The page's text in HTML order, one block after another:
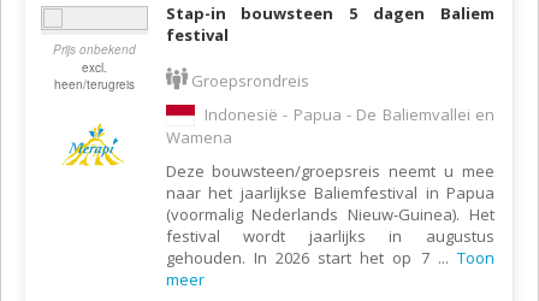
Prijs onbekend
excl.
heen/terugreis
Stap-in bouwsteen 5 dagen Baliem
festival
Groepsrondreis
Indonesië - Papua - De Baliemvallei en
Wamena
Deze bouwsteen/groepsreis neemt u mee
naar het jaarlijkse Baliemfestival in Papua
(voormalig Nederlands Nieuw-Guinea). Het
festival wordt jaarlijks in augustus
gehouden. In 2026 start het op 7 ... Toon
meer